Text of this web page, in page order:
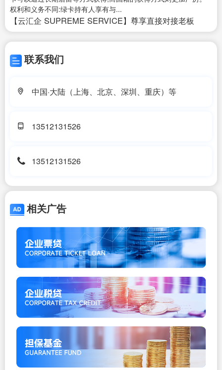
权利和义务不同:绿卡持有人享有与...
【云汇企 SUPREME SERVICE】尊享直接对接老板
联系我们
中国·大陆（上海、北京、深圳、重庆）等
13512131526
13512131526
相关广告